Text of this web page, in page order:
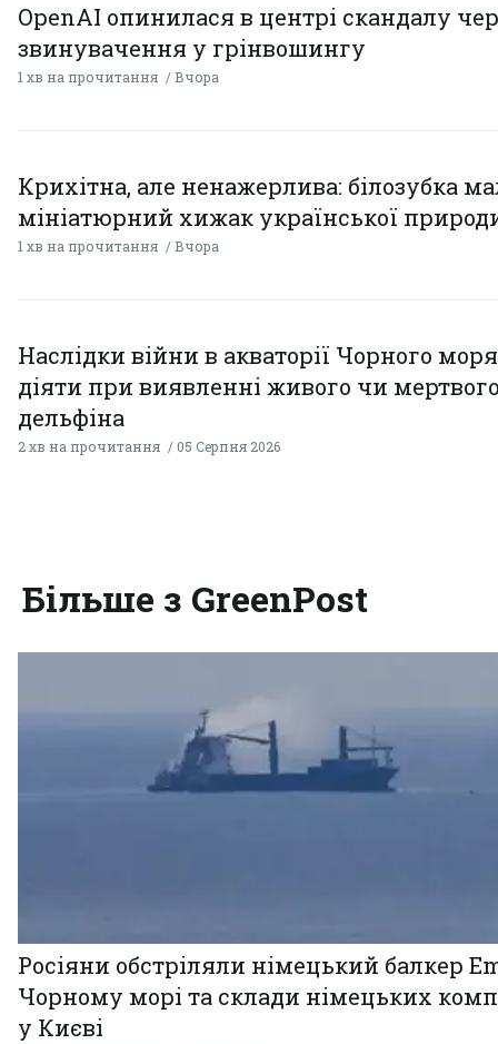
OpenAI опинилася в центрі скандалу
звинувачення у грінвошингу
1 хв на прочитання Вчора
Крихітна, але ненажерлива: білозубка
мініатюрний хижак української
1 хв на прочитання Вчора
Наслідки війни в акваторії Чорного
діяти при виявленні живого чи
дельфіна
2 хв на прочитання 05 Серпня 2026
Більше з GreenPost
Росіяни обстріляли німецький балкер
Чорному морі та склади німецьких
у Києві